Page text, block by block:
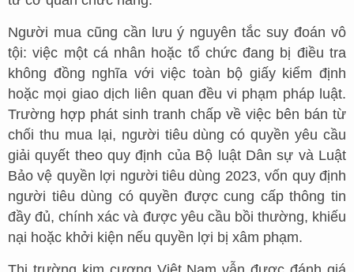
Người mua cũng cần lưu ý nguyên tắc suy đoán vô
tội: việc một cá nhân hoặc tổ chức đang bị điều tra
không đồng nghĩa với việc toàn bộ giấy kiểm định
hoặc mọi giao dịch liên quan đều vi phạm pháp luật.
Trường hợp phát sinh tranh chấp về việc bên bán từ
chối thu mua lại, người tiêu dùng có quyền yêu cầu
giải quyết theo quy định của Bộ luật Dân sự và Luật
Bảo vệ quyền lợi người tiêu dùng 2023, vốn quy định
người tiêu dùng có quyền được cung cấp thông tin
đầy đủ, chính xác và được yêu cầu bồi thường, khiếu
nại hoặc khởi kiện nếu quyền lợi bị xâm phạm.